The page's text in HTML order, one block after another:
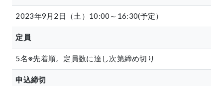
ニュース & トピックス
サイトポリシー
お問い合わせ
2023年9月2日（土）10:00～16:30(予定）
定員
5名※先着順。定員数に達し次第締め切り
申込締切